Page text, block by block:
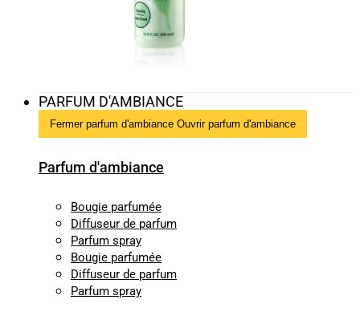
PARFUM D'AMBIANCE
Fermer parfum d'ambiance Ouvrir parfum d'ambiance
Parfum d'ambiance
Bougie parfumée
Diffuseur de parfum
Parfum spray
Bougie parfumée
Diffuseur de parfum
Parfum spray